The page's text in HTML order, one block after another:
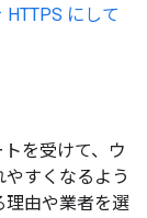
にして
を受けて、ウ
すくなるよう
理由や業者を選